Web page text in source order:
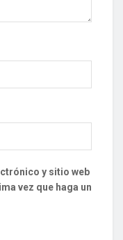
y sitio web
vez que haga un